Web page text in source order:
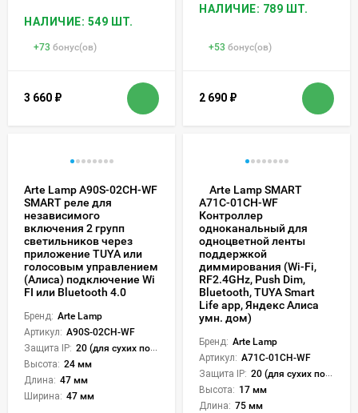
НАЛИЧИЕ: 549 ШТ.
+73 бонус(ов)
3 660 ₽
НАЛИЧИЕ: 789 ШТ.
+53 бонус(ов)
2 690 ₽
Arte Lamp A90S-02CH-WF
SMART реле для
независимого
включения 2 групп
светильников через
приложение TUYA или
голосовым управлением
(Алиса) подключение Wi
FI или Bluetooth 4.0
Бренд: Arte Lamp
Артикул: A90S-02CH-WF
Защита IP: 20 (для сухих пом.)
Высота: 24 мм
Длина: 47 мм
Ширина: 47 мм
Arte Lamp SMART
A71C-01CH-WF
Контроллер
одноканальный для
одноцветной ленты
поддержкой
диммирования (Wi-Fi,
RF2.4GHz, Push Dim,
Bluetooth, TUYA Smart
Life app, Яндекс Алиса
умн. дом)
Бренд: Arte Lamp
Артикул: A71C-01CH-WF
Защита IP: 20 (для сухих пом.)
Высота: 17 мм
Длина: 75 мм